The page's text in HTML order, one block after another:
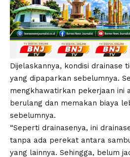
Dijelaskannya, kondisi drainase
yang dipaparkan sebelumnya.
mengkhawatirkan pekerjaan ini
berulang dan memakan biaya
sebelumnya.
“Seperti drainasenya, ini
tanpa ada perekat antara
yang lainnya. Sehingga, belum